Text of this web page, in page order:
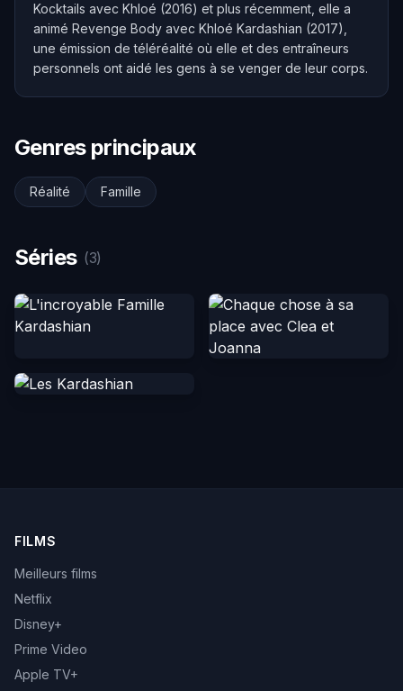
Kocktails avec Khloé (2016) et plus récemment, elle a
animé Revenge Body avec Khloé Kardashian (2017),
une émission de téléréalité où elle et des entraîneurs
personnels ont aidé les gens à se venger de leur corps.
Genres principaux
Réalité Famille
Séries (3)
FILMS
Meilleurs films
Netflix
Disney+
Prime Video
Apple TV+